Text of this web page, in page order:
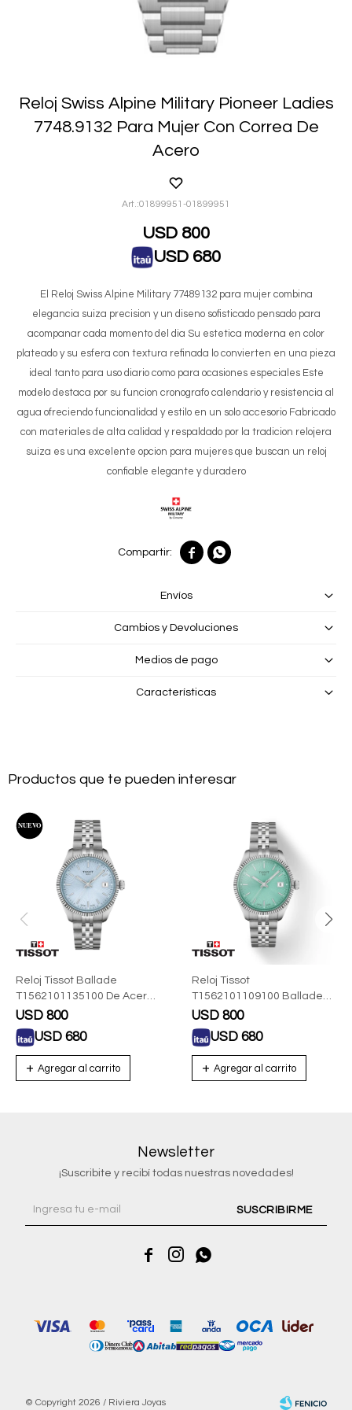
Reloj Swiss Alpine Military Pioneer Ladies
7748.9132 Para Mujer Con Correa De
Acero
01899951-01899951
USD 800
USD 680
El Reloj Swiss Alpine Military 77489132 para mujer combina
elegancia suiza precision y un diseno sofisticado pensado para
acompanar cada momento del dia Su estetica moderna en color
plateado y su esfera con textura refinada lo convierten en una pieza
ideal tanto para uso diario como para ocasiones especiales Este
modelo destaca por su funcion cronografo calendario y resistencia al
agua ofreciendo funcionalidad y estilo en un solo accesorio Fabricado
con materiales de alta calidad y respaldado por la tradicion relojera
suiza es una excelente opcion para mujeres que buscan un reloj
confiable elegante y duradero
 
Envíos
Cambios y Devoluciones
Medios de pago
Características
Productos que te pueden interesar
Reloj Tissot Ballade
T1562101135100 De Acero
Para Mujer
USD 800
USD 680
Reloj Tissot
T1562101109100 Ballade
34mm Para Dama
USD 800
USD 680
Newsletter
¡Suscribite y recibí todas nuestras novedades!
SUSCRIBIRME
  
© Copyright 2026 / Riviera Joyas